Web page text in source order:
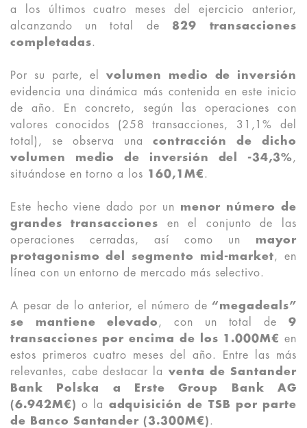
a los últimos cuatro meses del ejercicio anterior,
alcanzando un total de 829 transacciones
completadas.
Por su parte, elvolumen medio de inversión
evidencia una dinámica más contenida en este inicio
de año. En concreto, según las operaciones con
valores conocidos (258 transacciones, 31,1% del
total), se observa unacontracción de dicho
volumen medio de inversión del -34,3%,
situándose en torno a los 160,1M€ .
Este hecho viene dado por un menor número de
grandes transacciones en el conjunto de las
operaciones cerradas, así como un mayor
protagonismo del segmento mid-market, en
línea con un entorno de mercado más selectivo.
A pesar de lo anterior, el número de“megadeals”
se mantiene elevado , con un total de9
transacciones por encima de los 1.000M€ en
estos primeros cuatro meses del año. Entre las más
relevantes, cabe destacar la venta de Santander
Bank Polska a Erste Group Bank AG
(6.942M€) o la adquisición de TSB por parte
de Banco Santander (3.300M€) .